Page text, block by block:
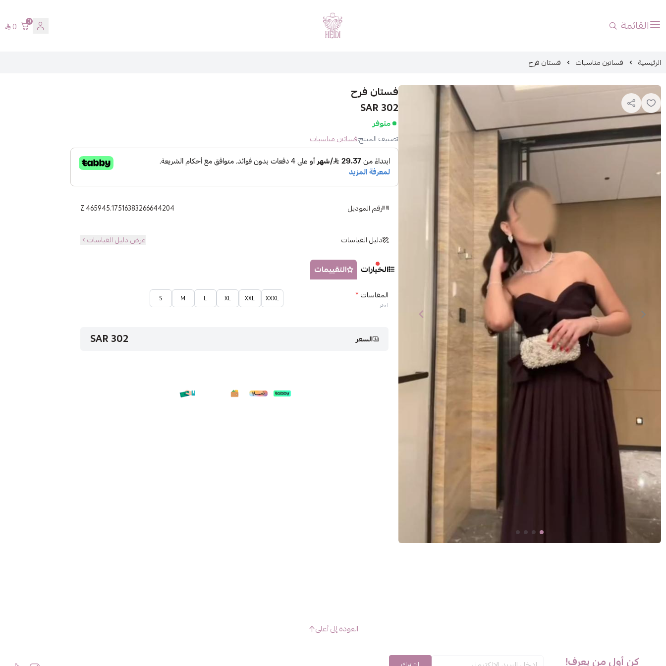
القائمة هايدي فاشن
0
0
الرئيسية فساتين مناسبات فستان فرح
فستان فرح
302 SAR
متوفر
تصنيف المنتج:فساتين مناسبات
رقم الموديل Z.465945.17516383266644204
دليل القياسات عرض دليل القياسات
الخيارات التقييمات
المقاسات*
اختر
XXXL
XXL
XL
L
M
S
السعر 302 SAR
العودة إلى أعلى
كن أول من يعرف!